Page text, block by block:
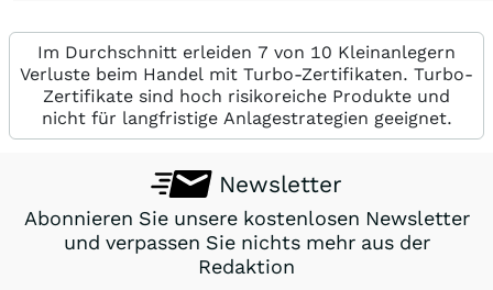
Im Durchschnitt erleiden 7 von 10 Kleinanlegern
Verluste beim Handel mit Turbo-Zertifikaten. Turbo-
Zertifikate sind hoch risikoreiche Produkte und
nicht für langfristige Anlagestrategien geeignet.
Newsletter
Abonnieren Sie unsere kostenlosen Newsletter
und verpassen Sie nichts mehr aus der
Redaktion